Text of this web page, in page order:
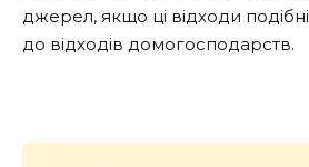
джерел, якщо ці відходи
до відходів домогосподарств.